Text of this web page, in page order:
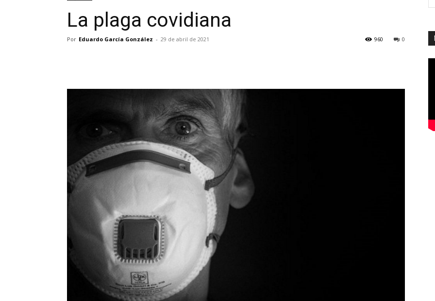
La plaga covidiana
Por Eduardo García González - 29 de abril de 2021 0
960